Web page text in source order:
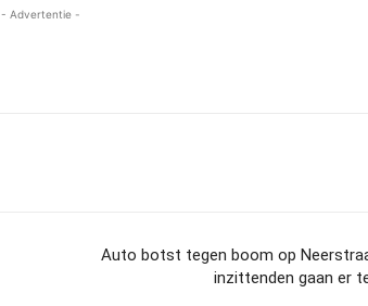
- Advertentie -
Auto botst tegen boom op
inzittenden gaan er